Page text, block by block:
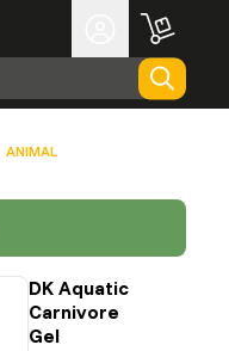
ANIMAL
DK Aquatic
Carnivore
Gel